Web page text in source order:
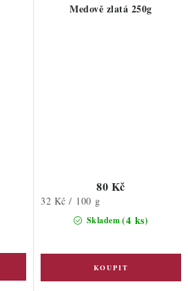
Medově zlatá 250g
Skladem(4 ks)
80 Kč
Měrná
32 Kč / 100 g